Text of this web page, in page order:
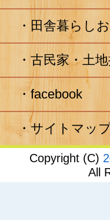
田舎暮らし
古民家・土
facebook
サイトマッ
Copyright (C)
All